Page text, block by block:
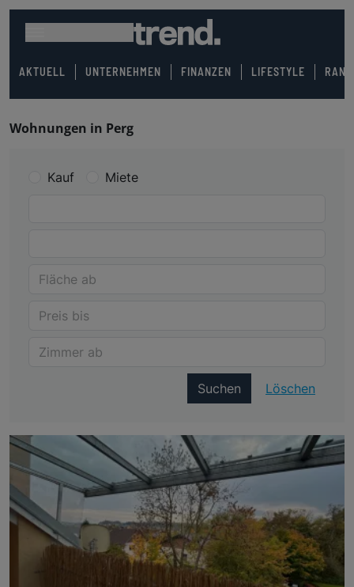
AKTUELL UNTERNEHMEN FINANZEN LIFESTYLE
Wohnungen in Perg
Kauf Miete
Suchen Löschen